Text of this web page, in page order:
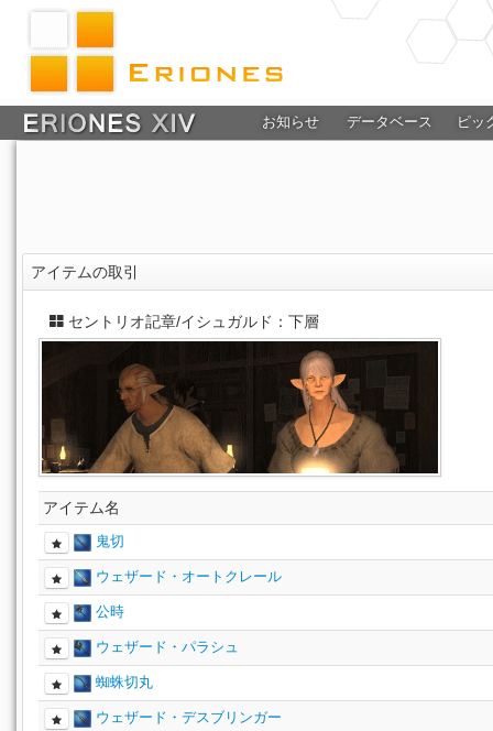
お知らせ データベース ピッ
アイテムの取引
セントリオ記章/イシュガルド：下層
アイテム名
鬼切
ウェザード・オートクレール
公時
ウェザード・パラシュ
蜘蛛切丸
ウェザード・デスブリンガー